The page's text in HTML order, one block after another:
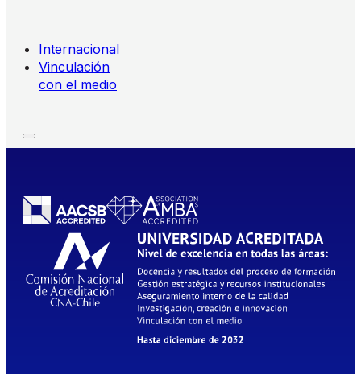
Internacional
Vinculación
con el medio